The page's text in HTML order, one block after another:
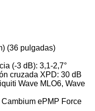
(36 pulgadas)
(-3 dB): 3,1-2,7°
cruzada XPD: 30 dB
Wave MLO6, Wave
ePMP Force